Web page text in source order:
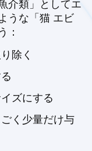
介類」としてエ
うな「猫 エビ
：
除く
ズにする
く少量だけ与